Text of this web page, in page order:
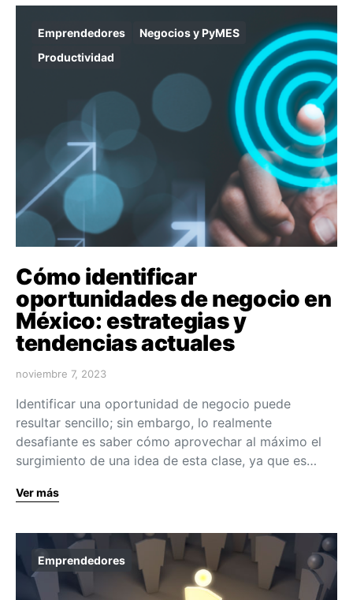
Emprendedores
Negocios y PyMES
Productividad
Cómo identificar
oportunidades de negocio en
México: estrategias y
tendencias actuales
noviembre 7, 2023
Identificar una oportunidad de negocio puede
resultar sencillo; sin embargo, lo realmente
desafiante es saber cómo aprovechar al máximo el
surgimiento de una idea de esta clase, ya que es…
Ver más
Emprendedores